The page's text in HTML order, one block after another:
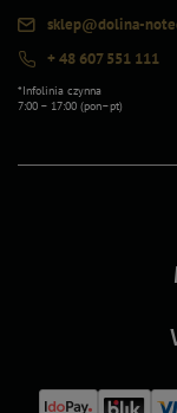
sklep@dolina-
+ 48 607 551 111
*Infolinia czynna
7:00 – 17:00 (pon–pt)